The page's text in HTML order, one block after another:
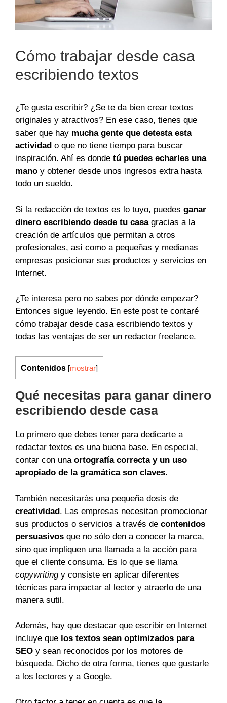
Cómo trabajar desde casa
escribiendo textos
¿Te gusta escribir? ¿Se te da bien crear textos
originales y atractivos? En ese caso, tienes que
saber que hay mucha gente que detesta esta
actividad o que no tiene tiempo para buscar
inspiración. Ahí es donde tú puedes echarles una
mano y obtener desde unos ingresos extra hasta
todo un sueldo.
Si la redacción de textos es lo tuyo, puedes ganar
dinero escribiendo desde tu casagracias a la
creación de artículos que permitan a otros
profesionales, así como a pequeñas y medianas
empresas posicionar sus productos y servicios en
Internet.
¿Te interesa pero no sabes por dónde empezar?
Entonces sigue leyendo. En este post te contaré
cómo trabajar desde casa escribiendo textos y
todas las ventajas de ser un redactor freelance.
Contenidos [mostrar]
Qué necesitas para ganar dinero
escribiendo desde casa
Lo primero que debes tener para dedicarte a
redactar textos es una buena base. En especial,
contar con una ortografía correcta y un uso
apropiado de la gramática son claves.
También necesitarás una pequeña dosis de
creatividad. Las empresas necesitan promocionar
sus productos o servicios a través de contenidos
persuasivos que no sólo den a conocer la marca,
sino que impliquen una llamada a la acción para
que el cliente consuma. Es lo que se llama
copywritingy consiste en aplicar diferentes
técnicas para impactar al lector y atraerlo de una
manera sutil.
Además, hay que destacar que escribir en Internet
incluye que los textos sean optimizados para
SEO y sean reconocidos por los motores de
búsqueda. Dicho de otra forma, tienes que gustarle
a los lectores y a Google.